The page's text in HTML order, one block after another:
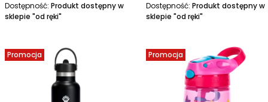
Dostępność: Produkt dostępny w
sklepie "od ręki"
Dostępność: Produkt dostępny w
sklepie "od ręki"
Promocja Promocja